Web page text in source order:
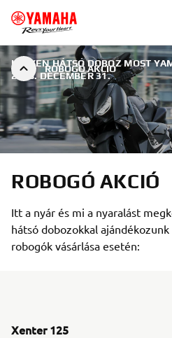
ROBOGÓ AKCIÓ
INGYEN HÁTSÓ DOBOZ MOST
2018. DECEMBER 31.
ROBOGÓ AKCIÓ
Itt a nyár és mi a nyaralást
hátsó dobozokkal
robogók vásárlása esetén:
Xenter 125